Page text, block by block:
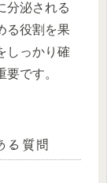
分泌される
る役割を果
しっかり確
です。
る質問